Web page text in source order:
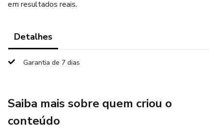
em resultados reais.
Detalhes
Garantia de 7 dias
Saiba mais sobre quem criou o
conteúdo